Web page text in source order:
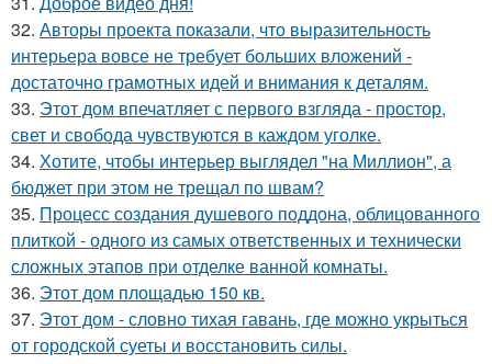
32. Авторы проекта показали, что выразительность
интерьера вовсе не требует больших вложений -
достаточно грамотных идей и внимания к деталям.
33. Этот дом впечатляет с первого взгляда - простор,
свет и свобода чувствуются в каждом уголке.
34. Хотите, чтобы интерьер выглядел "на Миллион", а
бюджет при этом не трещал по швам?
35. Процесс создания душевого поддона, облицованного
плиткой - одного из самых ответственных и технически
сложных этапов при отделке ванной комнаты.
36. Этот дом площадью 150 кв.
37. Этот дом - словно тихая гавань, где можно укрыться
от городской суеты и восстановить силы.